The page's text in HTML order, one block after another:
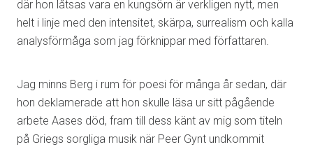
där hon låtsas vara en kungsörn är verkligen nytt, men
helt i linje med den intensitet, skärpa, surrealism och kalla
analysförmåga som jag förknippar med författaren.
Jag minns Berg i rum för poesi för många år sedan, där
hon deklamerade att hon skulle läsa ur sitt pågående
arbete Aases död, fram till dess känt av mig som titeln
på Griegs sorgliga musik när Peer Gynt undkommit